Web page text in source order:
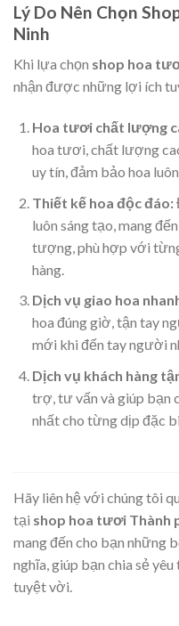
Lý Do Nên Chọn
Ninh
Khi lựa chọn shop hoa
nhận được những lợi ích
Hoa tươi chất lượng
hoa tươi, chất lượng
uy tín, đảm bảo hoa
Thiết kế hoa độc đáo:
luôn sáng tạo, mang
tượng, phù hợp với
hàng.
Dịch vụ giao hoa
hoa đúng giờ, tận tay
mới khi đến tay người
Dịch vụ khách hàng
trợ, tư vấn và giúp bạn
nhất cho từng dịp đặc
Hãy liên hệ với chúng tôi
tại shop hoa tươi Thành
mang đến cho bạn những
nghĩa, giúp bạn chia sẻ
tuyệt vời.